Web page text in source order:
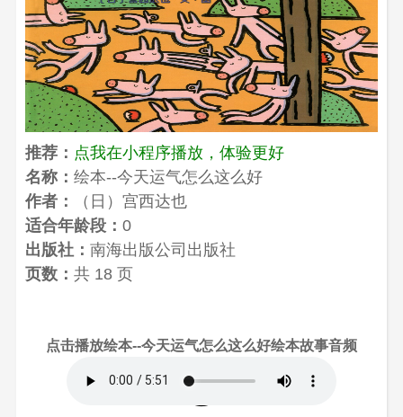
推荐： 点我在小程序播放，体验更好
名称： 绘本--今天运气怎么这么好
作者：
（日）宫西达也
适合年龄段： 0
出版社： 南海出版公司出版社
页数： 共 18 页
点击播放绘本--今天运气怎么这么好绘本故事音频